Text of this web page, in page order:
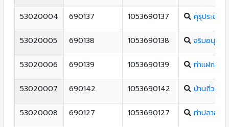
53020004 690137 1053690137 คุรุประชาส
53020005 690138 1053690138 จริมอนุสร
53020006 690139 1053690139 ท่าแฝกอนุ
53020007 690142 1053690142 บ้านกิ่วเคีย
53020008 690127 1053690127 ท่าปลาอนุ